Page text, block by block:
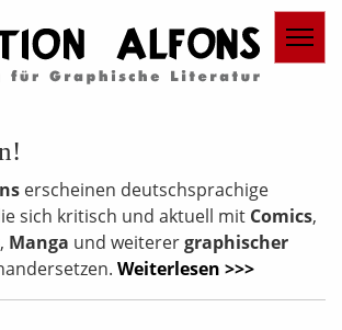
erscheinen deutschsprachige
sich kritisch und aktuell mit Comics,
, Manga und weiterergraphischer
Weiterlesen >>>